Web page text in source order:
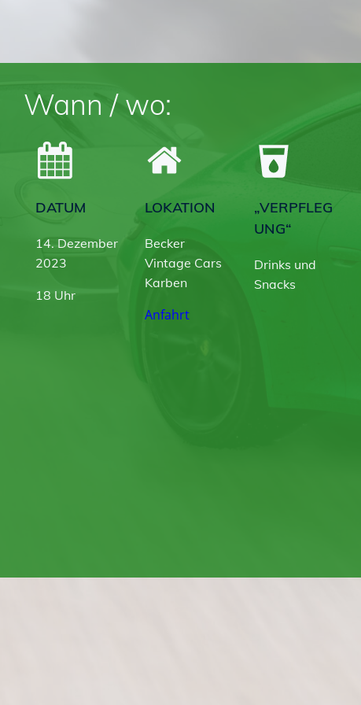
Wann / wo:
DATUM
14. Dezember
2023
18 Uhr
LOKATION
Becker
Vintage Cars
Karben
Anfahrt
„VERPFLEG
UNG“
Drinks und
Snacks